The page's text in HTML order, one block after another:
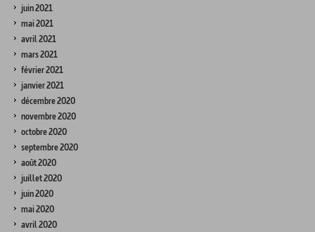
juin 2021
mai 2021
avril 2021
mars 2021
février 2021
janvier 2021
décembre 2020
novembre 2020
octobre 2020
septembre 2020
août 2020
juillet 2020
juin 2020
mai 2020
avril 2020